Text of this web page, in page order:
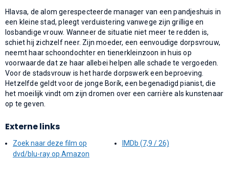
Hlavsa, de alom gerespecteerde manager van een pandjeshuis in
een kleine stad, pleegt verduistering vanwege zijn grillige en
losbandige vrouw. Wanneer de situatie niet meer te redden is,
schiet hij zichzelf neer. Zijn moeder, een eenvoudige dorpsvrouw,
neemt haar schoondochter en tienerkleinzoon in huis op
voorwaarde dat ze haar allebei helpen alle schade te vergoeden.
Voor de stadsvrouw is het harde dorpswerk een beproeving.
Hetzelfde geldt voor de jonge Borík, een begenadigd pianist, die
het moeilijk vindt om zijn dromen over een carrière als kunstenaar
op te geven.
Externe links
Zoek naar deze film op
dvd/blu-ray op Amazon
IMDb (7,9 / 26)